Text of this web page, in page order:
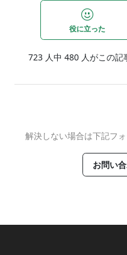
役に立った
723 人中 480 人がこの記
解決しない場合は下記フ
お問い